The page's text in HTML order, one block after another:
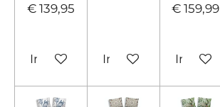
€ 139,95
In winkelwagenIn winkelwagen
€ 159,99
In